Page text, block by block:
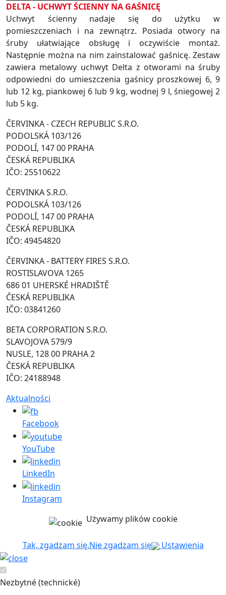
DELTA - UCHWYT ŚCIENNY NA GAŚNICĘ
Uchwyt ścienny nadaje się do użytku w
pomieszczeniach i na zewnątrz. Posiada otwory na
śruby ułatwiające obsługę i oczywiście montaż.
Następnie można na nim zainstalować gaśnicę. Zestaw
zawiera metalowy uchwyt Delta z otworami na śruby
odpowiedni do umieszczenia gaśnicy proszkowej 6, 9
lub 12 kg, piankowej 6 lub 9 kg, wodnej 9 l, śniegowej 2
lub 5 kg.
ČERVINKA - CZECH REPUBLIC S.R.O.
PODOLSKÁ 103/126
PODOLÍ, 147 00 PRAHA
ČESKÁ REPUBLIKA
IČO: 25510622
ČERVINKA S.R.O.
PODOLSKÁ 103/126
PODOLÍ, 147 00 PRAHA
ČESKÁ REPUBLIKA
IČO: 49454820
ČERVINKA - BATTERY FIRES S.R.O.
ROSTISLAVOVA 1265
686 01 UHERSKÉ HRADIŠTĚ
ČESKÁ REPUBLIKA
IČO: 03841260
BETA CORPORATION S.R.O.
SLAVOJOVA 579/9
NUSLE, 128 00 PRAHA 2
ČESKÁ REPUBLIKA
IČO: 24188948
Aktualności
Facebook
YouTube
LinkedIn
Instagram
Używamy plików cookie
Tak, zgadzam się.Nie zgadzam się Ustawienia
Nezbytné (technické)